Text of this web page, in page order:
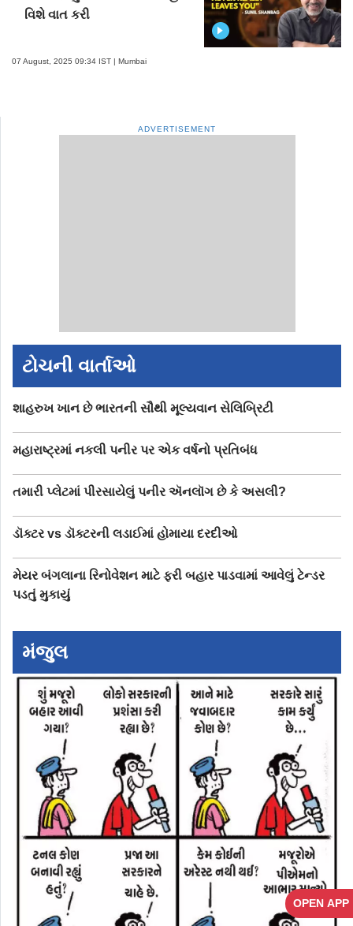
OPEN APP
વિશે વાત કરી
07 August, 2025 09:34 IST | Mumbai
ADVERTISEMENT
ટોચની વાર્તાઓ
શાહરુખ ખાન છે ભારતની સૌથી મૂલ્યવાન સેલિબ્રિટી
મહારાષ્ટ્રમાં નકલી પનીર પર એક વર્ષનો પ્રતિબંધ
તમારી પ્લેટમાં પીરસાયેલું પનીર ઍનલૉગ છે કે અસલી?
ડૉક્ટર vs ડૉક્ટરની લડાઈમાં હોમાયા દરદીઓ
મેયર બંગલાના રિનોવેશન માટે ફરી બહાર પાડવામાં આવેલું ટેન્ડર
પડતું મુકાયું
મંજુલ